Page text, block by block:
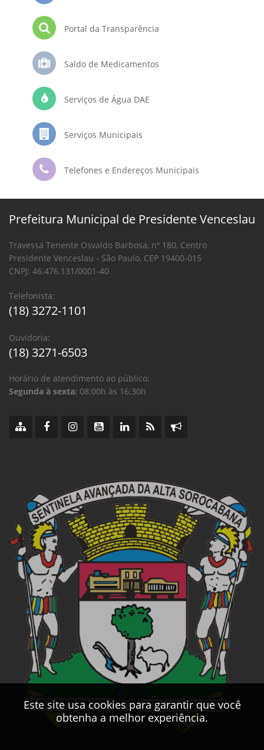
Portal da Transparência
Saldo de Medicamentos
Serviços de Água DAE
Serviços Municipais
Telefones e Endereços Municipais
Este site usa cookies para garantir que você
obtenha a melhor experiência.
Prefeitura Municipal de Presidente Venceslau
Travessa Tenente Osvaldo Barbosa, nº 180, Centro
Presidente Venceslau - São Paulo, CEP 19400-015
CNPJ: 46.476.131/0001-40
Telefonista:
(18) 3272-1101
Ouvidoria:
(18) 3271-6503
Horário de atendimento ao público:
Segunda à sexta: 08:00h às 16:30h